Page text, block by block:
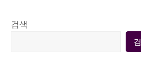
검색